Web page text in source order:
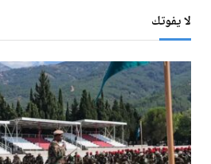
لا يفوتك